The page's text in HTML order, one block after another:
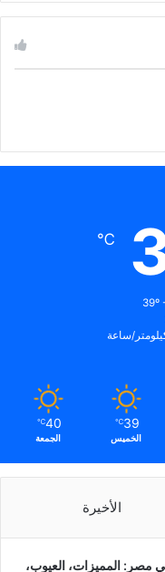
℃
39
℃
الخميس
40
℃
الجمعة
الأخيرة
مصر: المميزات، العيوب،